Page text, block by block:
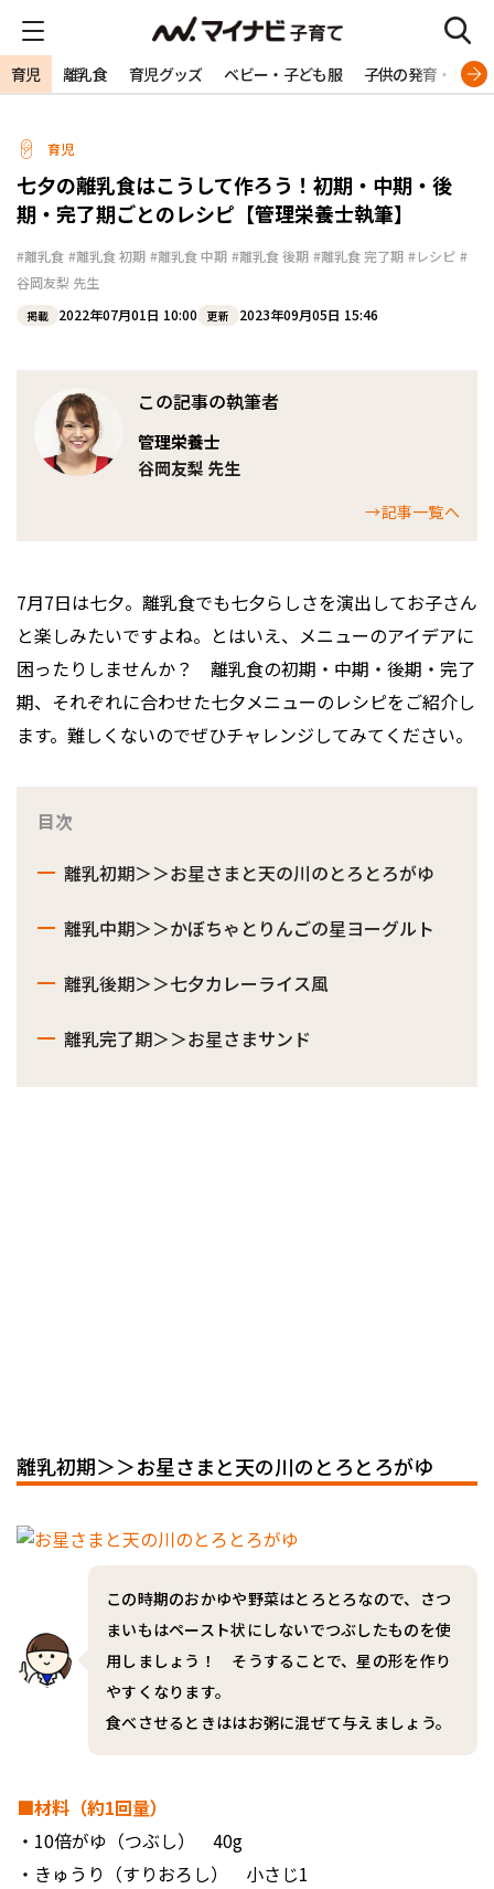
育児 離乳食 育児グッズ ベビー・子ども服 子供の発育・発達
育児
七夕の離乳食はこうして作ろう！初期・中期・後
期・完了期ごとのレシピ【管理栄養士執筆】
#離乳食 #離乳食 初期 #離乳食 中期 #離乳食 後期 #離乳食 完了期 #レシピ #
谷岡友梨 先生
掲載 2022年07月01日 10:00 更新 2023年09月05日 15:46
この記事の執筆者
管理栄養士
谷岡友梨 先生
→記事一覧へ
7月7日は七夕。離乳食でも七夕らしさを演出してお子さん
と楽しみたいですよね。とはいえ、メニューのアイデアに
困ったりしませんか？ 離乳食の初期・中期・後期・完了
期、それぞれに合わせた七夕メニューのレシピをご紹介し
ます。難しくないのでぜひチャレンジしてみてください。
目次
離乳初期＞＞お星さまと天の川のとろとろがゆ
離乳中期＞＞かぼちゃとりんごの星ヨーグルト
離乳後期＞＞七夕カレーライス風
離乳完了期＞＞お星さまサンド
離乳初期＞＞お星さまと天の川のとろとろがゆ
この時期のおかゆや野菜はとろとろなので、さつ
まいもはペースト状にしないでつぶしたものを使
用しましょう！ そうすることで、星の形を作り
やすくなります。
食べさせるときははお粥に混ぜて与えましょう。
■材料（約1回量）
・10倍がゆ（つぶし） 40g
・きゅうり（すりおろし） 小さじ1